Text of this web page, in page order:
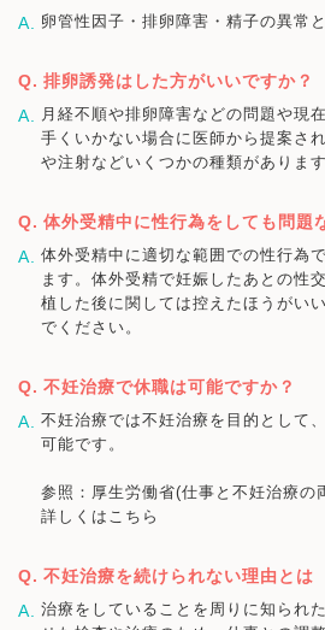
卵管性因子・排卵障害・精子の異常
排卵誘発はした方がいいですか？
月経不順や排卵障害などの問題や現
手くいかない場合に医師から提案さ
や注射などいくつかの種類があります
体外受精中に性行為をしても問題
体外受精中に適切な範囲での性行為
ます。体外受精で妊娠したあとの性
植した後に関しては控えたほうがい
でください。
不妊治療で休職は可能ですか？
不妊治療では不妊治療を目的として
可能です。
参照：厚生労働省(仕事と不妊治療の
詳しくはこちら
不妊治療を続けられない理由とは
治療をしていることを周りに知られ